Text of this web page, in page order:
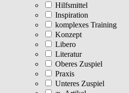
Hilfsmittel
Inspiration
komplexes Training
Konzept
Libero
Literatur
Oberes Zuspiel
Praxis
Unteres Zuspiel